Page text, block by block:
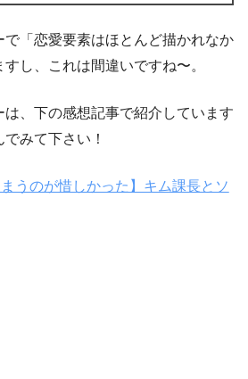
で「恋愛要素はほとんど描かれなか
し、これは間違いですね〜。
は、下の感想記事で紹介しています
みて下さい！
まうのが惜しかった】キム課長とソ